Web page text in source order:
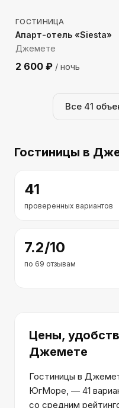
ГОСТИНИЦА
Апарт-отель «Siesta»
Джемете
2 600 ₽ / ночь
Все 41
Гостиницы в
41
проверенных вариантов
7.2/10
по 69 отзывам
Цены,
Джемете
Гостиницы в
ЮгМоре, — 41
со средним